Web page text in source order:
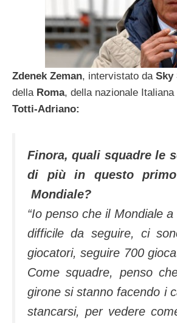
Zdenek Zeman, intervistato da Sky
della Roma, della nazionale
Totti-Adriano:
Finora, quali squadre le
di più in questo
Mondiale?
“Io penso che il Mondiale
difficile da seguire, ci
giocatori, seguire 700
Come squadre, penso
girone si stanno facendo i
stancarsi, per vedere